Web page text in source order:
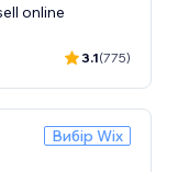
online
3.1(775)
Вибір Wix